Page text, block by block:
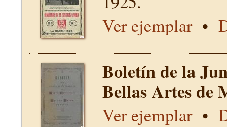
Ver ejemplar•
Boletín de la
Bellas Artes
Ver ejemplar•